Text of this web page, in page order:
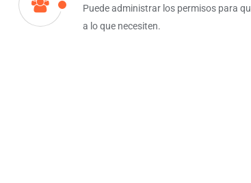
Puede administrar los permisos para
a lo que necesiten.